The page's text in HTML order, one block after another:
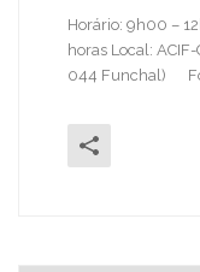
Horário: 9h00 –
horas Local:
044 Funchal)